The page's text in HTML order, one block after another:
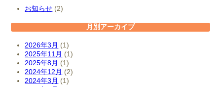
お知らせ (2)
月別アーカイブ
2026年3月 (1)
2025年11月 (1)
2025年8月 (1)
2024年12月 (2)
2024年3月 (1)